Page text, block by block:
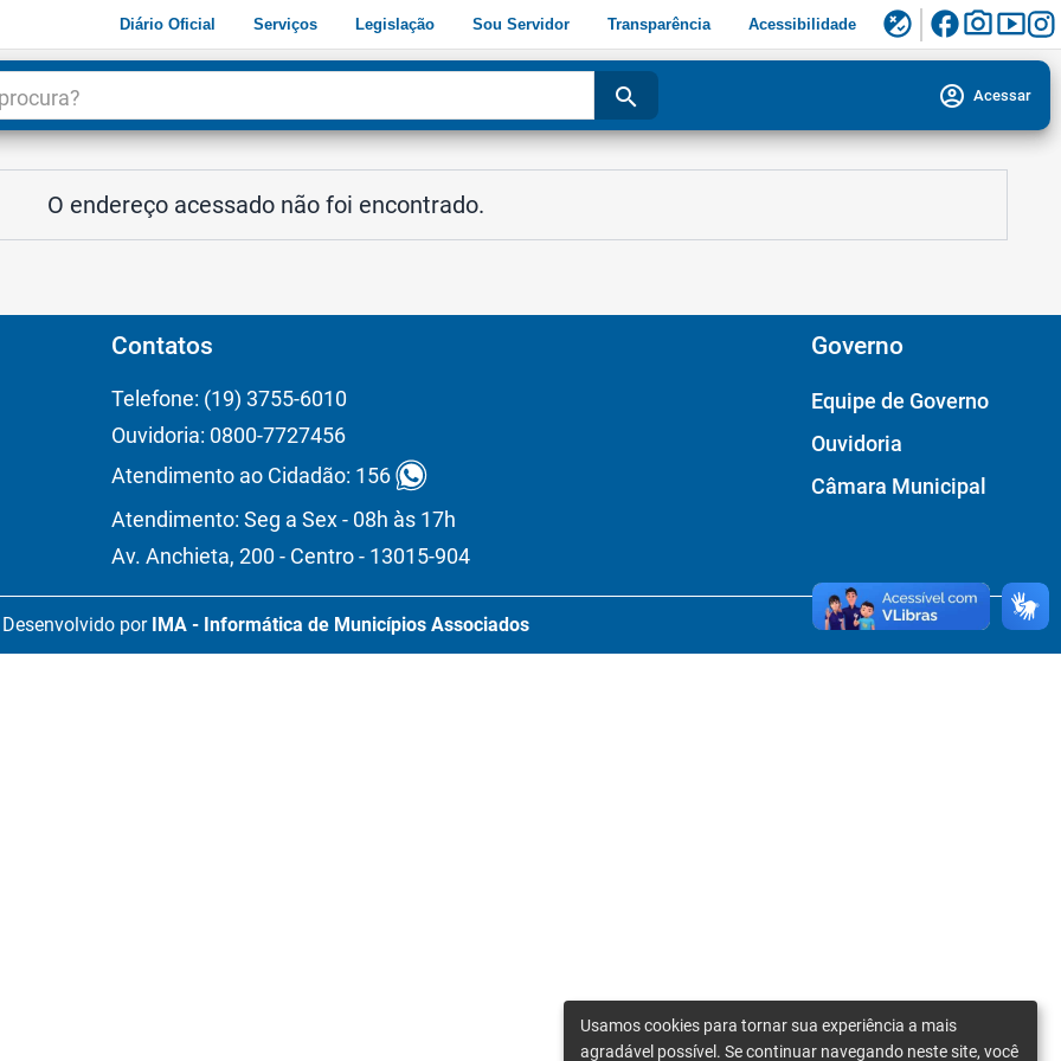
Diário Oficial Serviços Legislação Sou Servidor Transparência Acessibilidade flaky facebookphoto_camerasmart_display
search account_circle Acessar
O endereço acessado não foi encontrado.
Contatos
Telefone: (19) 3755-6010
Ouvidoria: 0800-7727456
Atendimento ao Cidadão: 156
Atendimento: Seg a Sex - 08h às 17h
Av. Anchieta, 200 - Centro - 13015-904
Governo
Equipe de Governo
Ouvidoria
Câmara Municipal
Desenvolvido por IMA - Informática de Municípios Associados
Usamos cookies para tornar sua experiência a mais
agradável possível. Se continuar navegando neste site, você